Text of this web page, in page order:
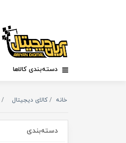
دسته‌بندی کالاها
خانه کالای دیجیتال
دسته‌بندی